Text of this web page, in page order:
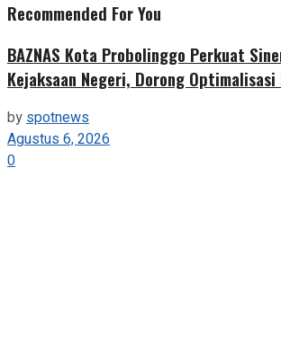
Recommended For You
BAZNAS Kota Probolinggo Perkuat
Kejaksaan Negeri, Dorong Optimalisasi
byspotnews
Agustus 6, 2026
0